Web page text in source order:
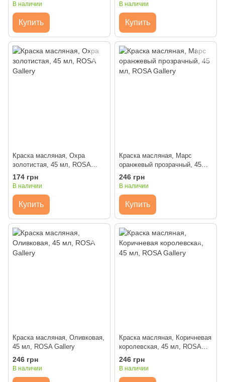
В наличии
Купить
В наличии
Купить
Краска масляная, Охра
золотистая, 45 мл, ROSA
Gallery
174 грн
В наличии
Купить
Краска масляная, Марс
оранжевый прозрачный, 45
мл, ROSA Gallery
246 грн
В наличии
Купить
Краска масляная, Оливковая,
45 мл, ROSA Gallery
246 грн
В наличии
Краска масляная, Коричневая
королевская, 45 мл, ROSA
Gallery
246 грн
В наличии